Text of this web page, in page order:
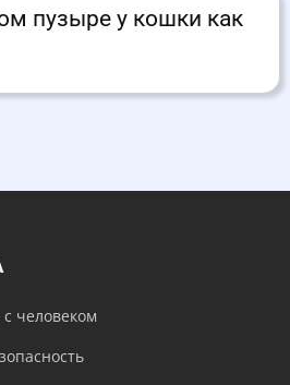
пузыре у кошки как
человеком